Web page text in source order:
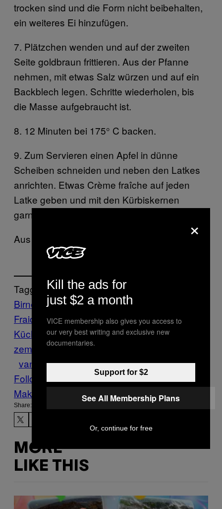
trocken sind und die Form nicht beibehalten,
ein weiteres Ei hinzufügen.
7. Plätzchen wenden und auf der zweiten
Seite goldbraun frittieren. Aus der Pfanne
nehmen, mit etwas Salz würzen und auf ein
Backblech legen. Schritte wiederholen, bis
die Masse aufgebraucht ist.
8. 12 Minuten bei 175° C backen.
9. Zum Servieren einen Apfel in dünne
Scheiben schneiden und neben den Latkes
anrichten. Etwas Crème fraîche auf jeden
Latke geben und mit den Kürbiskernen
garnieren. Mit Birnenmus servieren.
Aus
Lass deiner Latke-Fantasie freien Lauf
Tagged:
Birnen
Chanukka Creme
Fraiche
Food gemüse Judentum jüdische
Küche
Karotten Kartoffelpuffer machen
zemehl
Munchies
vanille
Follow Us On Discover
Make Us Preferred In Top Stories
Share:
MORE
LIKE THIS
×
Kill the ads for
just $2 a month
VICE membership also gives you access to
our very best writing and exclusive new
documentaries.
Support for $2
See All Membership Plans
Or, continue for free